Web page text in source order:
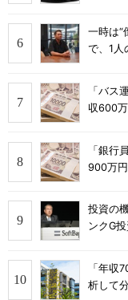
一時は
で、1人
「バス
収600
「銀行
900万円
投資の
ンクG
「年収
析して